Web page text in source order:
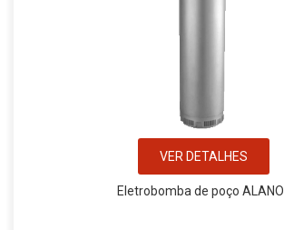
VER DETALHES
Eletrobomba de poço ALANOL